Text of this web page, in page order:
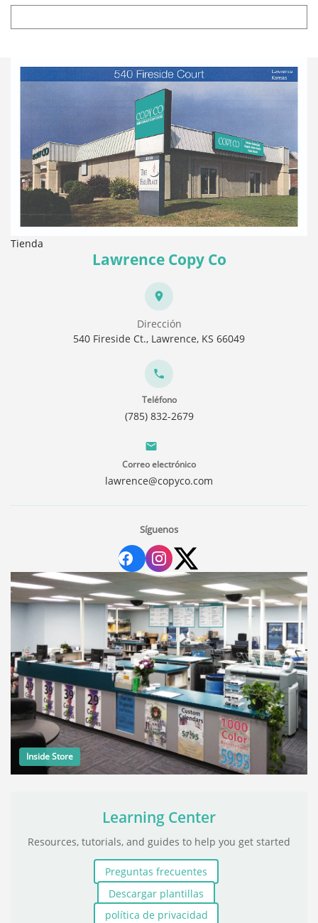
Tienda
Lawrence Copy Co
Dirección
540 Fireside Ct., Lawrence, KS 66049
Teléfono
(785) 832-2679
Correo electrónico
lawrence@copyco.com
Síguenos
Inside Store
Learning Center
Resources, tutorials, and guides to help you get started
Preguntas frecuentes
Descargar plantillas
política de privacidad